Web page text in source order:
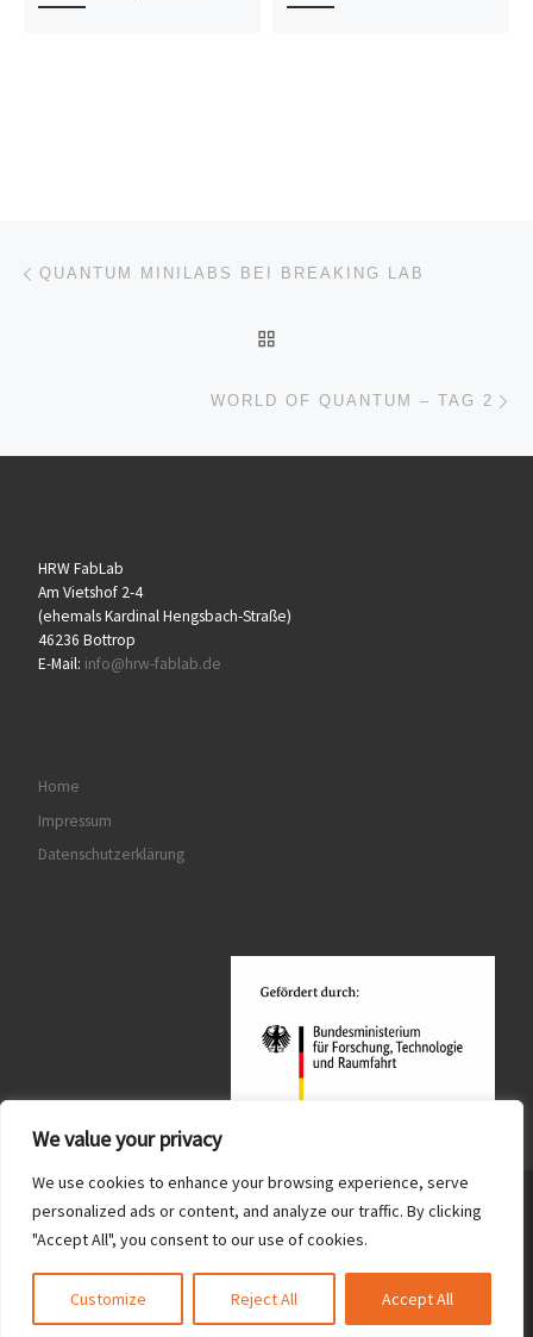
We value your privacy
We use cookies to enhance your browsing experience, serve
personalized ads or content, and analyze our traffic. By clicking
"Accept All", you consent to our use of cookies.
Customize Reject All Accept All
Beitragsnavigation
QUANTUM MINILABS BEI BREAKING LAB
WORLD OF QUANTUM – TAG 2
HRW FabLab
Am Vietshof 2-4
(ehemals Kardinal Hengsbach-Straße)
46236 Bottrop
E-Mail: info@hrw-fablab.de
Home
Impressum
Datenschutzerklärung
© 2026 Quantum MiniLabs – Alle Rechte vorbehalten
Präsentiert vonWP– Entworfen mit demCustomizr-Theme